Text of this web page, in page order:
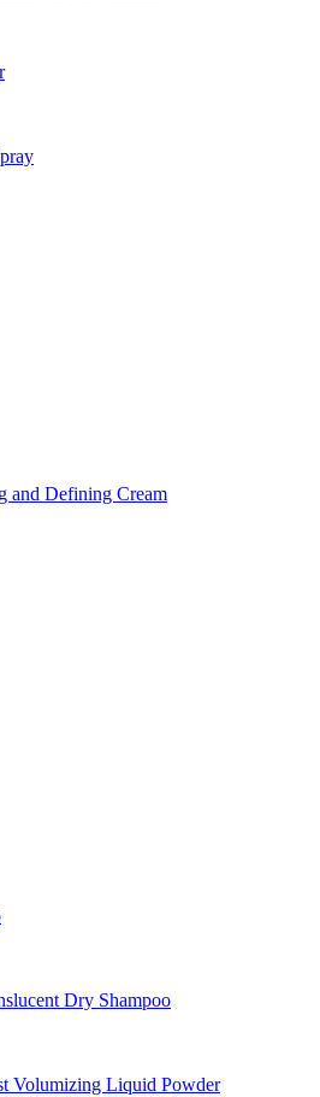
and Defining Cream
Dry Shampoo
Volumizing Liquid Powder